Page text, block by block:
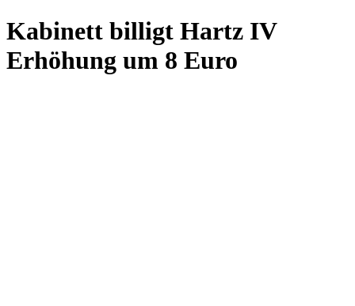
Kabinett billigt Hartz IV
Erhöhung um 8 Euro